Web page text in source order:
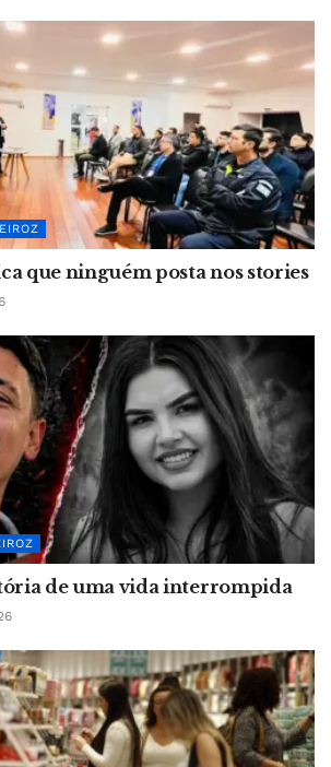
que ninguém posta nos stories
de uma vida interrompida